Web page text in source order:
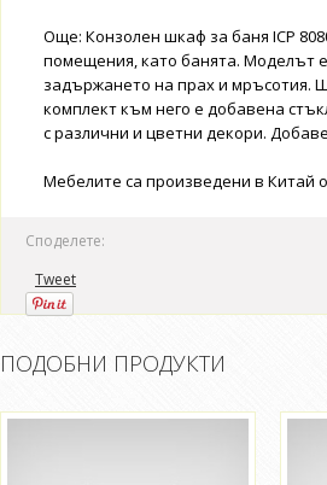
Още: Конзолен шкаф за баня ICP
помещения, като банята. Моделът
задържането на прах и мръсотия.
комплект към него е добавена
с различни и цветни декори.
Мебелите са произведени в Китай
Споделете:
Tweet
ПОДОБНИ ПРОДУКТИ